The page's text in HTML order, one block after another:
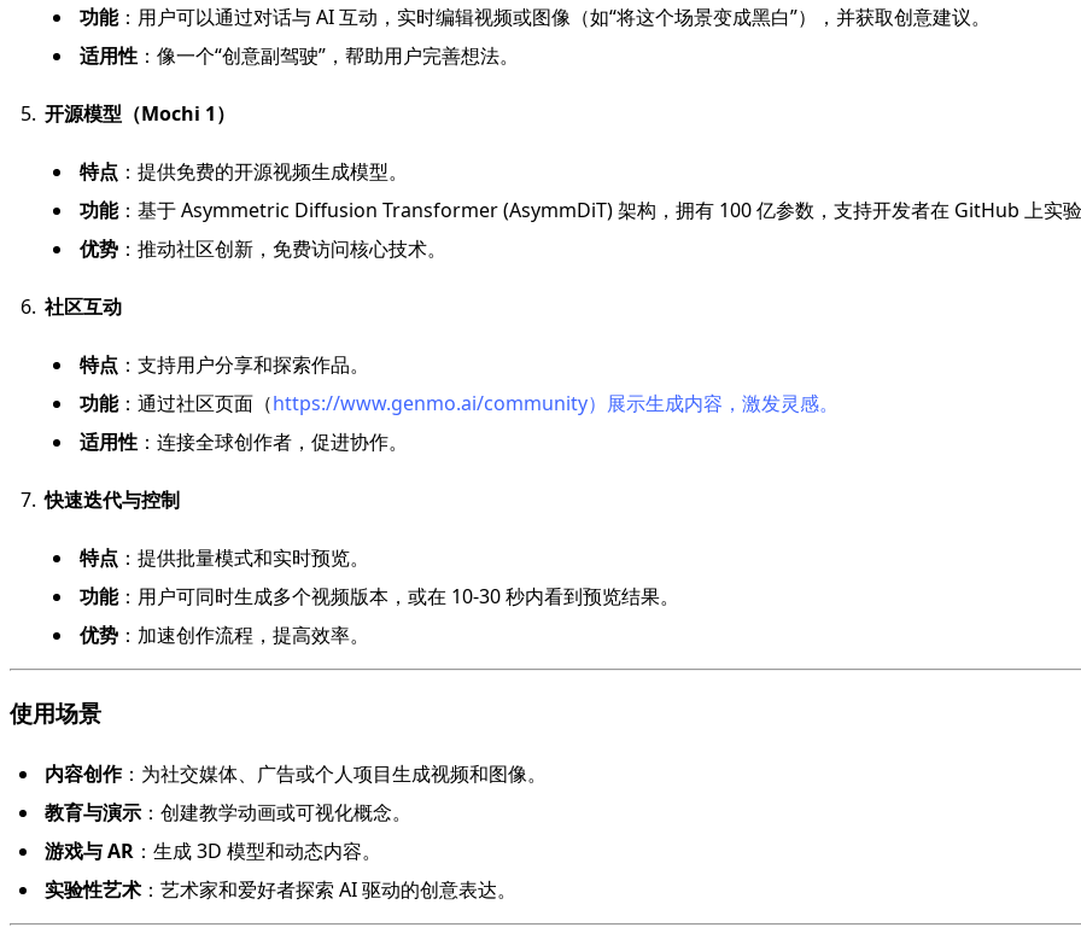
功能：用户可以通过对话与 AI 互动，实时编辑视频或图像（如“将这个场景变成黑白”），并获取创意建议。
适用性：像一个“创意副驾驶”，帮助用户完善想法。
开源模型（Mochi 1）
特点 ：提供免费的开源视频生成模型。
功能：基于 Asymmetric Diffusion Transformer (AsymmDiT) 架构，拥有 100 亿参数，支持开发者在 GitHub 上实验
优势：推动社区创新，免费访问核心技术。
社区互动
特点 ：支持用户分享和探索作品。
功能：通过社区页面（https://www.genmo.ai/community）展示生成内容，激发灵感。
适用性：连接全球创作者，促进协作。
快速迭代与控制
特点 ：提供批量模式和实时预览。
功能：用户可同时生成多个视频版本，或在 10-30 秒内看到预览结果。
优势：加速创作流程，提高效率。
使用场景
内容创作：为社交媒体、广告或个人项目生成视频和图像。
教育与演示：创建教学动画或可视化概念。
游戏与 AR：生成 3D 模型和动态内容。
实验性艺术：艺术家和爱好者探索 AI 驱动的创意表达。